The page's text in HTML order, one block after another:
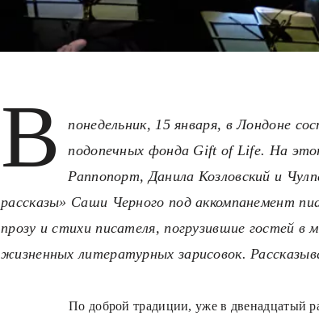
В
понедельник, 15 января, в Лондоне
подопечных фонда Gift of Life. На
Раппопорт, Данила Козловский и
рассказы» Саши Черного под аккомпанемент
прозу и стихи писателя, погрузившие гостей
жизненных литературных зарисовок.
По доброй традиции, уже в двенадцатый